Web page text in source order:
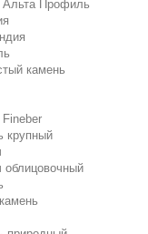
Профиль
камень
крупный
облицовочный